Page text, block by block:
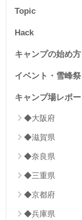
Topic
Hack
キャンプの始め
イベント・雪峰祭
キャンプ場レポー
◆大阪府
◆滋賀県
◆奈良県
◆三重県
◆京都府
◆兵庫県